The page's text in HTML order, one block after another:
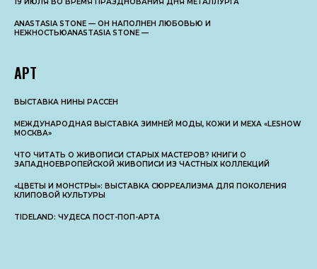
ANASTASIA STONE — ОН НАПОЛНЕН ЛЮБОВЬЮ И
НЕЖНОСТЬЮANASTASIA STONE —
АРТ
ВЫСТАВКА НИНЫ РАССЕН
МЕЖДУНАРОДНАЯ ВЫСТАВКА ЗИМНЕЙ МОДЫ, КОЖИ И МЕХА «LESHOW
МОСКВА»
ЧТО ЧИТАТЬ О ЖИВОПИСИ СТАРЫХ МАСТЕРОВ? КНИГИ О
ЗАПАДНОЕВРОПЕЙСКОЙ ЖИВОПИСИ ИЗ ЧАСТНЫХ КОЛЛЕКЦИЙ
«ЦВЕТЫ И МОНСТРЫ»: ВЫСТАВКА СЮРРЕАЛИЗМА ДЛЯ ПОКОЛЕНИЯ
КЛИПОВОЙ КУЛЬТУРЫ
TIDELAND: ЧУДЕСА ПОСТ-ПОП-АРТА